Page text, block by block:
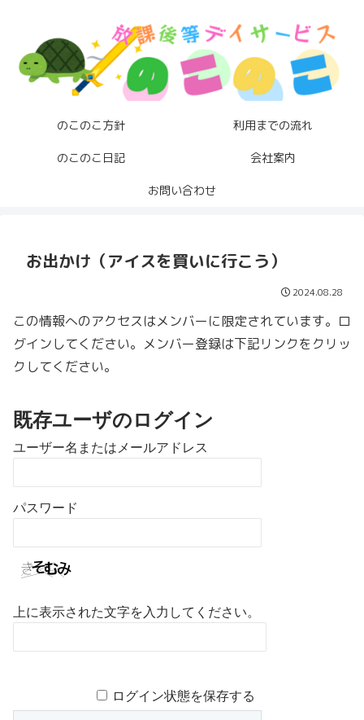
のこのこ方針 利用までの流れ
のこのこ日記 会社案内
お問い合わせ
お出かけ（アイスを買いに行こう）
2024.08.28
この情報へのアクセスはメンバーに限定されています。ロ
グインしてください。メンバー登録は下記リンクをクリッ
クしてください。
既存ユーザのログイン
ユーザー名またはメールアドレス
パスワード
上に表示された文字を入力してください。
ログイン状態を保存する